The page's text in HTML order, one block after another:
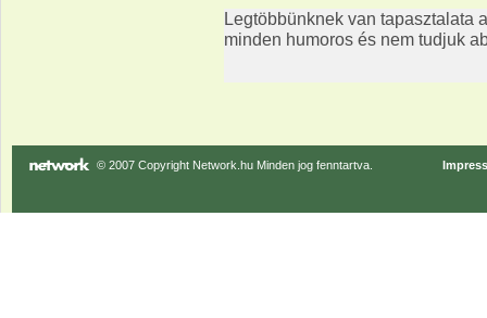
Legtöbbünknek van tapasztalata
minden humoros és nem tudjuk
© 2007 Copyright Network.hu Minden jog fenntartva.